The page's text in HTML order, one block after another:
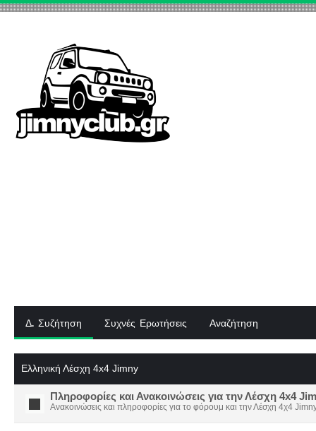
Δ. Συζήτηση Συχνές Ερωτήσεις Αναζήτηση
Ελληνική Λέσχη 4x4 Jimny
Πληροφορίες και Ανακοινώσεις για την Λέσχη 4x4
Ανακοινώσεις και πληροφορίες για το φόρουμ και την Λέσχη 4χ4